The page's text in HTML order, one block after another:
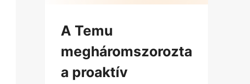
A Temu
megháromszorozta
a proaktív